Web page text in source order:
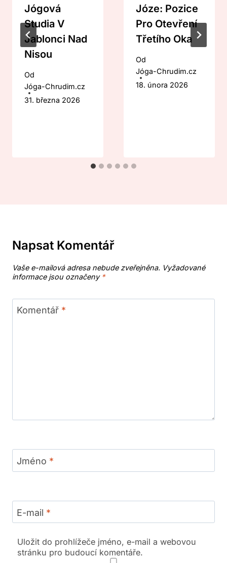
Jógová
Studia V
Jablonci Nad
Nisou
Od
Jóga-Chrudim.cz
31. března 2026
Józe: Pozice
Pro Otevření
Třetího Oka
Od
Jóga-Chrudim.cz
18. února 2026
Napsat Komentář
Vaše e-mailová adresa nebude zveřejněna. Vyžadované
informace jsou označeny *
Komentář *
Jméno *
E-mail *
Uložit do prohlížeče jméno, e-mail a webovou
stránku pro budoucí komentáře.